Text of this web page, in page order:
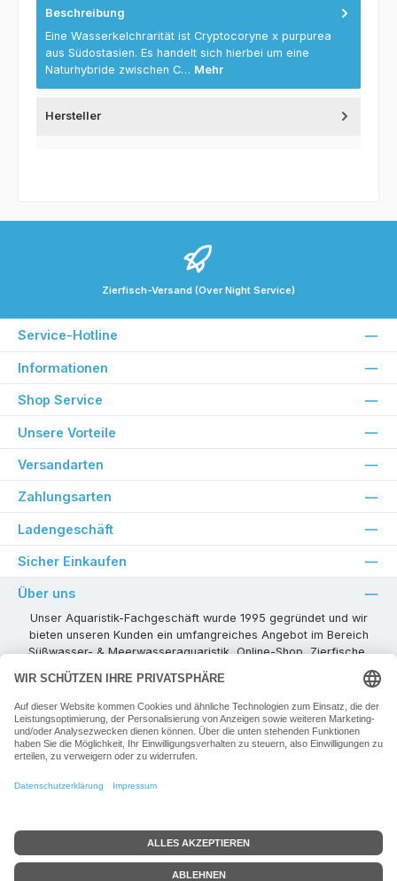
Beschreibung
Eine Wasserkelchrarität ist Cryptocoryne x purpurea
aus Südostasien. Es handelt sich hierbei um eine
Naturhybride zwischen C… Mehr
Hersteller
Zierfisch-Versand (Over Night Service)
Service-Hotline
Informationen
Shop Service
Unsere Vorteile
Versandarten
Zahlungsarten
Ladengeschäft
Sicher Einkaufen
Über uns
Unser Aquaristik-Fachgeschäft wurde 1995 gegründet und wir
bieten unseren Kunden ein umfangreiches Angebot im Bereich
Süßwasser- & Meerwasseraquaristik, Online-Shop, Zierfische,
Pflanzen, Aquarienkombinationen, Technikzubehör usw. ! Als
kompetenter Aquaristik-Fachhandelspartner stehen wir Ihnen für
alle Ihre Projekte und Einrichtungs- oder Besatzwünsche zur
Verfügung!
Besuchen Sie uns in unseren Räumlichkeiten oder senden Sie uns
Vertrag widerrufen